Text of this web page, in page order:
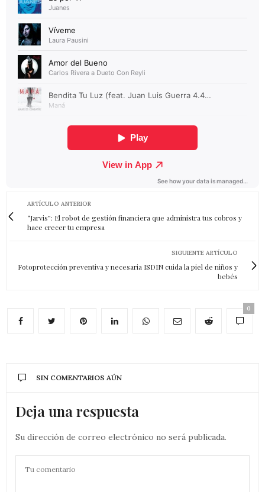
ARTÍCULO ANTERIOR
“Jarvis”: El robot de gestión financiera que administra tus cobros y
hace crecer tu empresa
SIGUIENTE ARTÍCULO
Fotoprotección preventiva y necesaria ISDIN cuida la piel de niños y
bebés
0
SIN COMENTARIOS AÚN
Deja una respuesta
Su dirección de correo electrónico no será publicada.